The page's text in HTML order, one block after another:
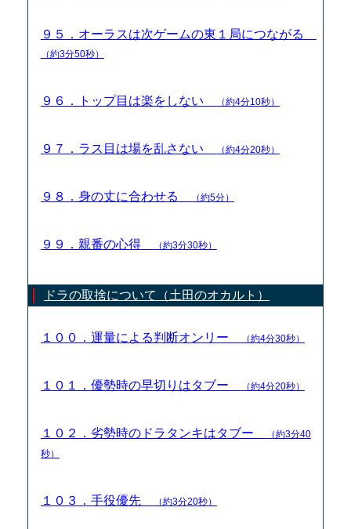
９５．オーラスは次ゲームの東１局につながる
（約3分50秒）
９６．トップ目は楽をしない （約4分10秒）
９７．ラス目は場を乱さない （約4分20秒）
９８．身の丈に合わせる （約5分）
９９．親番の心得 （約3分30秒）
ドラの取捨について（土田のオカルト）
１００．運量による判断オンリー （約4分30秒）
１０１．優勢時の早切りはタブー （約4分20秒）
１０２．劣勢時のドラタンキはタブー
（約3分40
秒）
１０３．手役優先 （約3分20秒）